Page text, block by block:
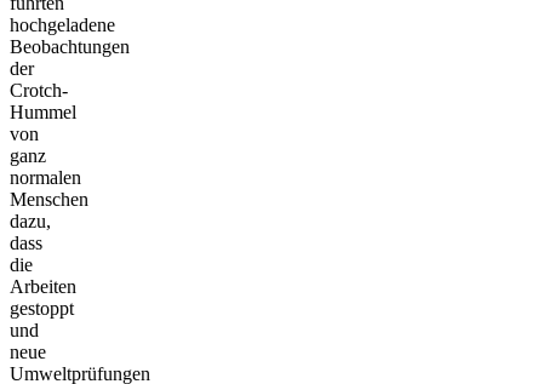
hochgeladene
Beobachtungen
der
Crotch-
Hummel
von
ganz
normalen
Menschen
dazu,
dass
die
Arbeiten
gestoppt
und
neue
Umweltprüfungen